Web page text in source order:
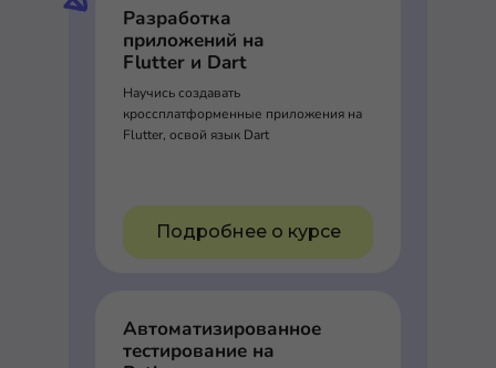
Разработка
приложений на
Flutter и Dart
Научись создавать
кроссплатформенные приложения на
Flutter, освой язык Dart
Подробнее о курсе
Автоматизированное
тестирование на